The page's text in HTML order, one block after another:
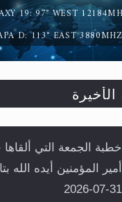
19: 97° WEST
D: 113° EAST
خطبة الجمعة التي
أمير المؤمنين أيده الله
31-07-2026